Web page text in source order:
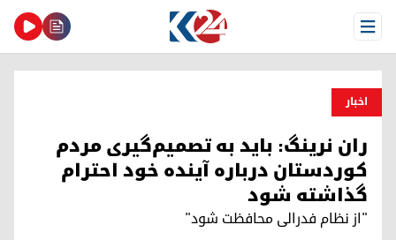
Open Menu
اخبار
ران نرینگ: باید به تصمیم‌گیری مردم
کوردستان درباره آینده خود احترام
گذاشته شود
"از نظام فدرالی محافظت شود"